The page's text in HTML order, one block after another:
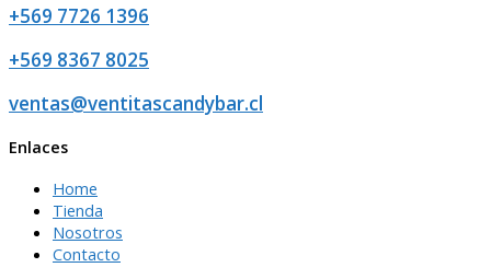
+569 7726 1396
+569 8367 8025
ventas@ventitascandybar.cl
Enlaces
Home
Tienda
Nosotros
Contacto